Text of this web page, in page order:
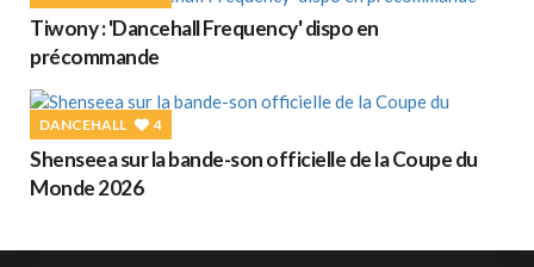
Tiwony : 'Dancehall Frequency' dispo en
précommande
DANCEHALL 4
Shenseea sur la bande-son officielle de la Coupe du
Monde 2026